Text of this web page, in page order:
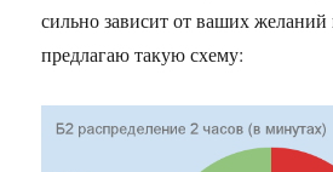
сильно зависит от ваших
предлагаю такую схему: